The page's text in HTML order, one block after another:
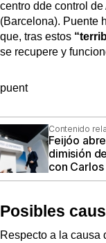
centro dde control
(Barcelona). Puente
que, tras estos
se recupere y
puent
Contenido
Feijóo
dimisión
con
Posibles
Respecto a la causa